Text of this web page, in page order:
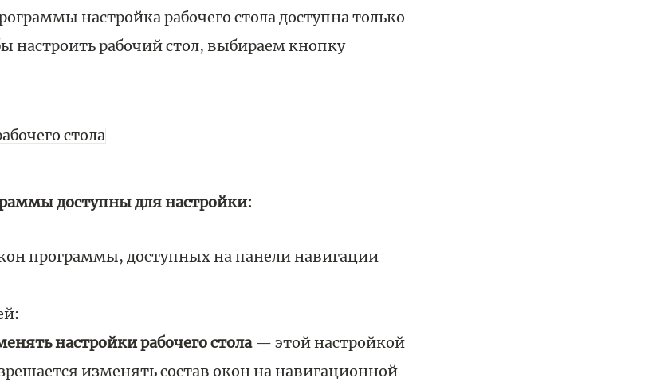
настройка рабочего стола доступна только
настроить рабочий стол, выбираем кнопку
доступны для настройки:
программы, доступных на панели навигации
настройки рабочего стола— этой настройкой
изменять состав окон на навигационной